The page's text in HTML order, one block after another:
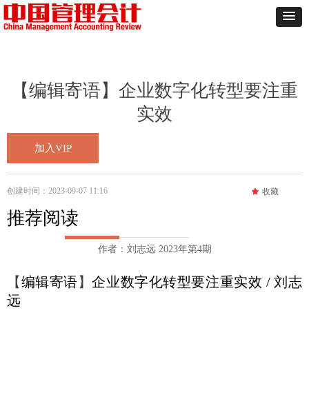
【编辑寄语】企业数字化转型要注重
实效
【编辑寄语】企业数字化转型要注重实效 /刘志
远
推荐阅读
作者：刘志远 2023年第4期
创建时间： 2023-09-07 11:16 끄 收藏
加入VIP